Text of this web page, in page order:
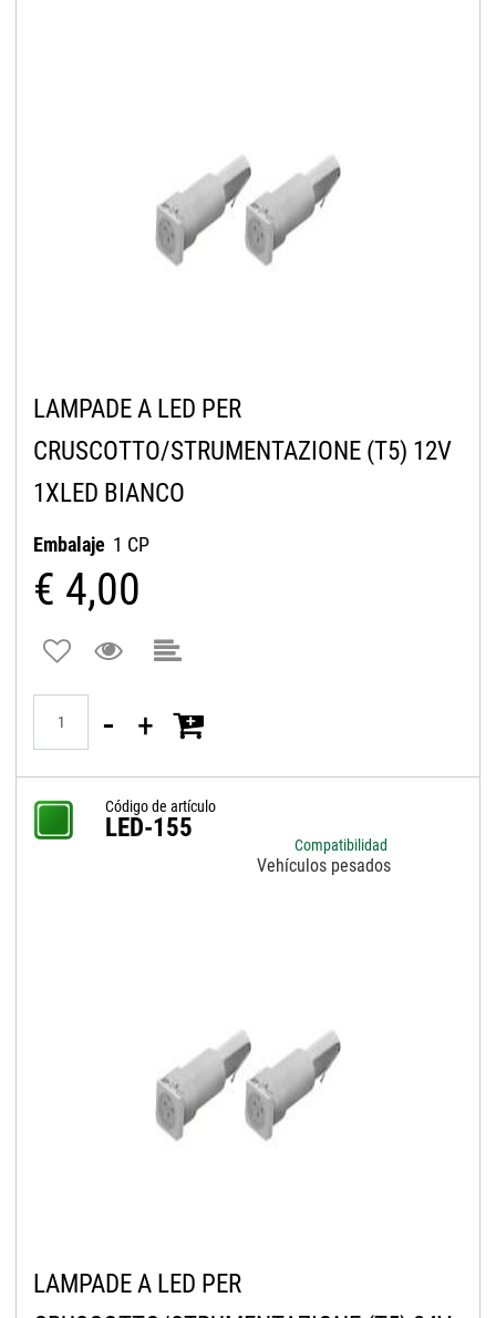
LAMPADE A LED PER
CRUSCOTTO/STRUMENTAZIONE (T5) 12V
1XLED BIANCO
Embalaje 1 CP
€ 4,00
Código de artículo
LED-155
Compatibilidad
Vehículos pesados
LAMPADE A LED PER